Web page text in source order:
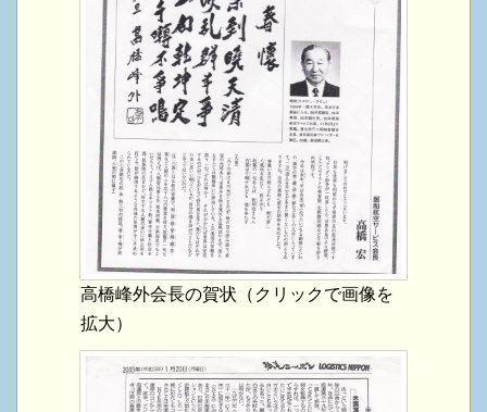
高橋峰外会長の賀状（クリックで画像を
拡大）